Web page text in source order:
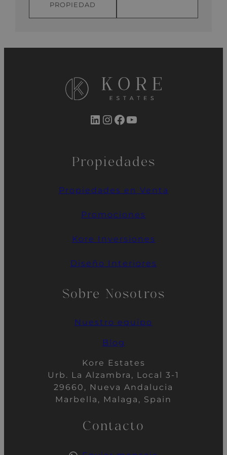
PROPIEDAD
LinkedIn InstagramFacebook YouTube
Propiedades
Propiedades en Venta
Promociones
Kore Inversiones
Diseño Interiores
Sobre Nosotros
Nuestro equipo
Blog
Kore Estates
Urb. La Alzambra, Local 3-1
29660, Nueva Andalucia
Marbella, Malaga, Spain
Contacto